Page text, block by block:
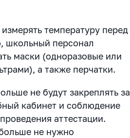
температуру перед
школьный персонал
маски (одноразовые или
а также перчатки.
не будут закреплять за
кабинет и соблюдение
аттестации.
не нужно